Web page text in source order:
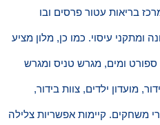
בריאות עטור פרסים ובו
ומתקני עיסוי. כמו כן, מלון מציע
ספורט ומים, מגרש טניס ומגרש
מועדון ילדים, צוות בידור,
משחקים. קיימות אפשריות צלילה